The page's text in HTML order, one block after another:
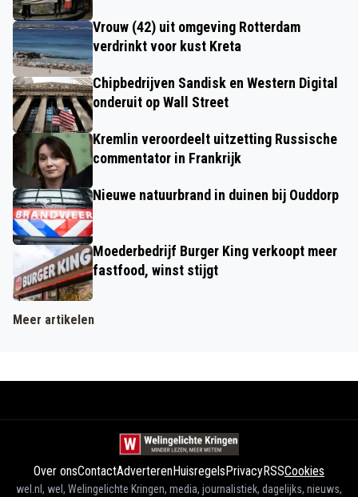
Vrouw (42) uit omgeving Rotterdam
verdrinkt voor kust Kreta
Chipbedrijven Sandisk en Western Digital
onderuit op Wall Street
Kremlin veroordeelt uitzetting Russische
commentator in Frankrijk
Nieuwe natuurbrand in duinen bij Ouddorp
Moederbedrijf Burger King verkoopt meer
fastfood, winst stijgt
Meer artikelen
Over onsContactAdverterenHuisregels PrivacyRSSCookies
wel.nl, wel, Welingelichte Kringen, media, journalistiek, dagelijks, nieuws,